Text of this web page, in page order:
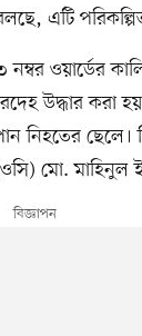
এটি পরিকল্পিত
ওয়ার্ডের
উদ্ধার
নিহতের ছেলে।
মো. মাহিনুল